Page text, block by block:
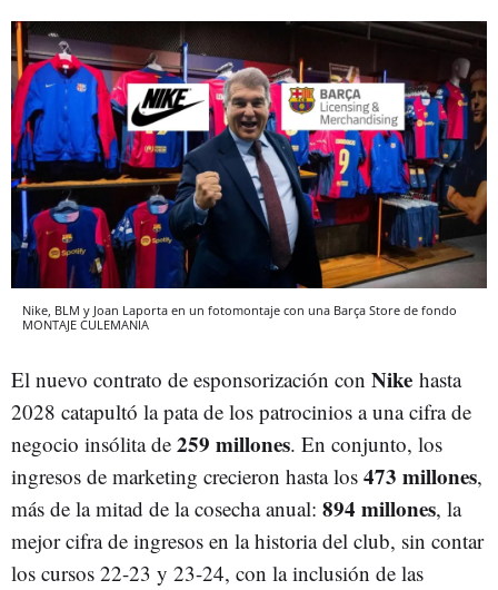
Nike, BLM y Joan Laporta en un fotomontaje con una Barça Store de fondo
MONTAJE CULEMANIA
El nuevo contrato de esponsorización con Nike hasta
2028 catapultó la pata de los patrocinios a una cifra de
negocio insólita de 259 millones. En conjunto, los
ingresos de marketing crecieron hasta los 473 millones,
más de la mitad de la cosecha anual: 894 millones, la
mejor cifra de ingresos en la historia del club, sin contar
los cursos 22-23 y 23-24, con la inclusión de las